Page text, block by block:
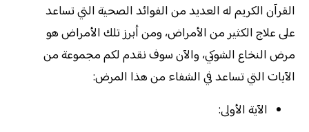
القرآن الكريم له العديد من الفوائد الصحية التي تساعد
على علاج الكثير من الأمراض، ومن أبرز تلك الأمراض هو
مرض النخاع الشوكي، والآن سوف نقدم لكم مجموعة من
الآيات التي تساعد في الشفاء من هذا المرض:
الآية الأولى: